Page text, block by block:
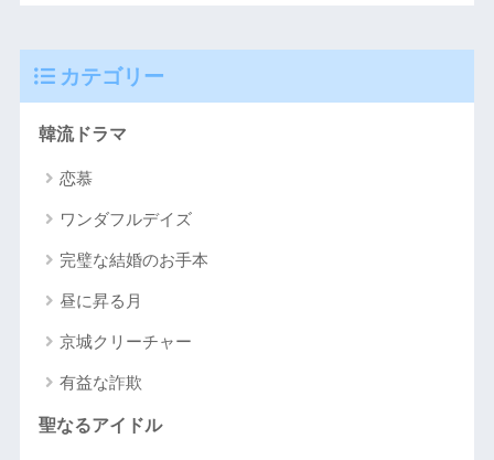
カテゴリー
韓流ドラマ
恋慕
ワンダフルデイズ
完璧な結婚のお手本
昼に昇る月
京城クリーチャー
有益な詐欺
聖なるアイドル